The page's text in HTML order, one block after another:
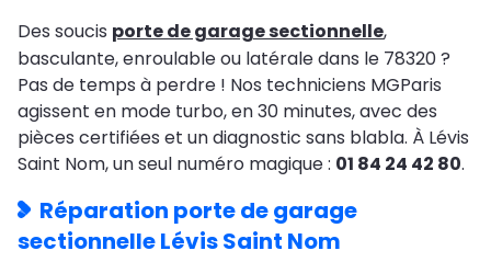
Des soucis porte de garage sectionnelle,
basculante, enroulable ou latérale dans le 78320 ?
Pas de temps à perdre ! Nos techniciens MGParis
agissent en mode turbo, en 30 minutes, avec des
pièces certifiées et un diagnostic sans blabla. À Lévis
Saint Nom, un seul numéro magique : 01 84 24 42 80.
Réparation porte de garage
sectionnelle Lévis Saint Nom